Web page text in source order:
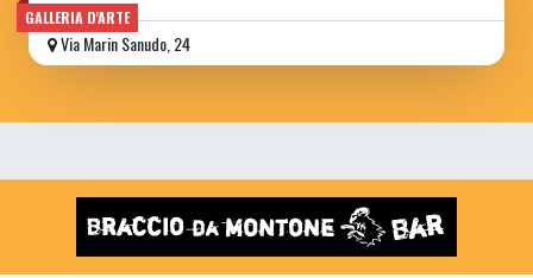
GALLERIA D'ARTE
Via Marin Sanudo, 24